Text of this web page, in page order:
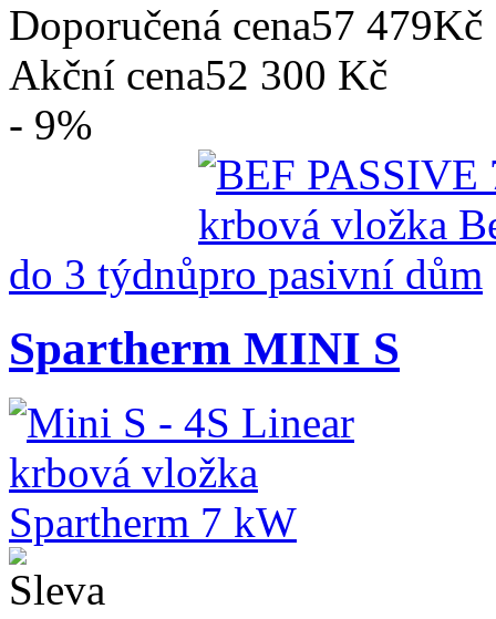
Doporučená cena57 479Kč
Akční cena52 300 Kč
- 9%
do 3 týdnů
Spartherm MINI S